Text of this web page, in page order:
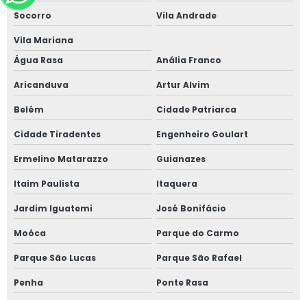
Socorro Vila Andrade
Vila Mariana
Água Rasa
Anália Franco
Aricanduva Artur Alvim
Belém Cidade Patriarca
Cidade Tiradentes Engenheiro Goulart
Ermelino Matarazzo Guianazes
Itaim Paulista Itaquera
Jardim Iguatemi José Bonifácio
Moóca Parque do Carmo
Parque São Lucas Parque São Rafael
Penha Ponte Rasa